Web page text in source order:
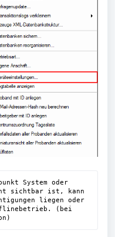
System oder
sichtbar ist, kann
liegen oder
(bei